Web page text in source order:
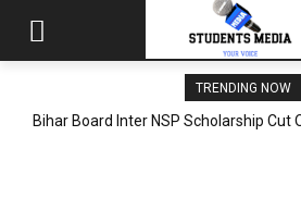
TRENDING NOW
Bihar Board Inter NSP Scholarship Cut